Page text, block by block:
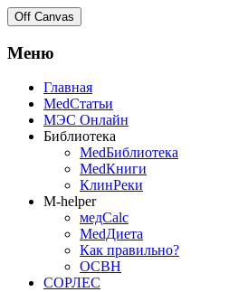
Off Canvas
Меню
Главная
MedСтатьи
МЭС Онлайн
Библиотека
MedБиблиотека
MedКниги
КлинРеки
M-helper
медCalc
MedДиета
Как правильно?
ОСВН
СОРЛЕС